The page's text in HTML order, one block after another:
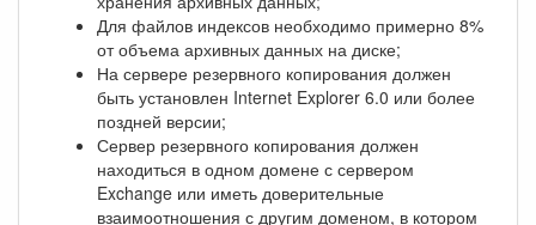
Для файлов индексов необходимо примерно 8%
от объема архивных данных на диске;
На сервере резервного копирования должен
быть установлен Internet Explorer 6.0 или более
поздней версии;
Сервер резервного копирования должен
находиться в одном домене с сервером
Exchange или иметь доверительные
взаимоотношения с другим доменом, в котором